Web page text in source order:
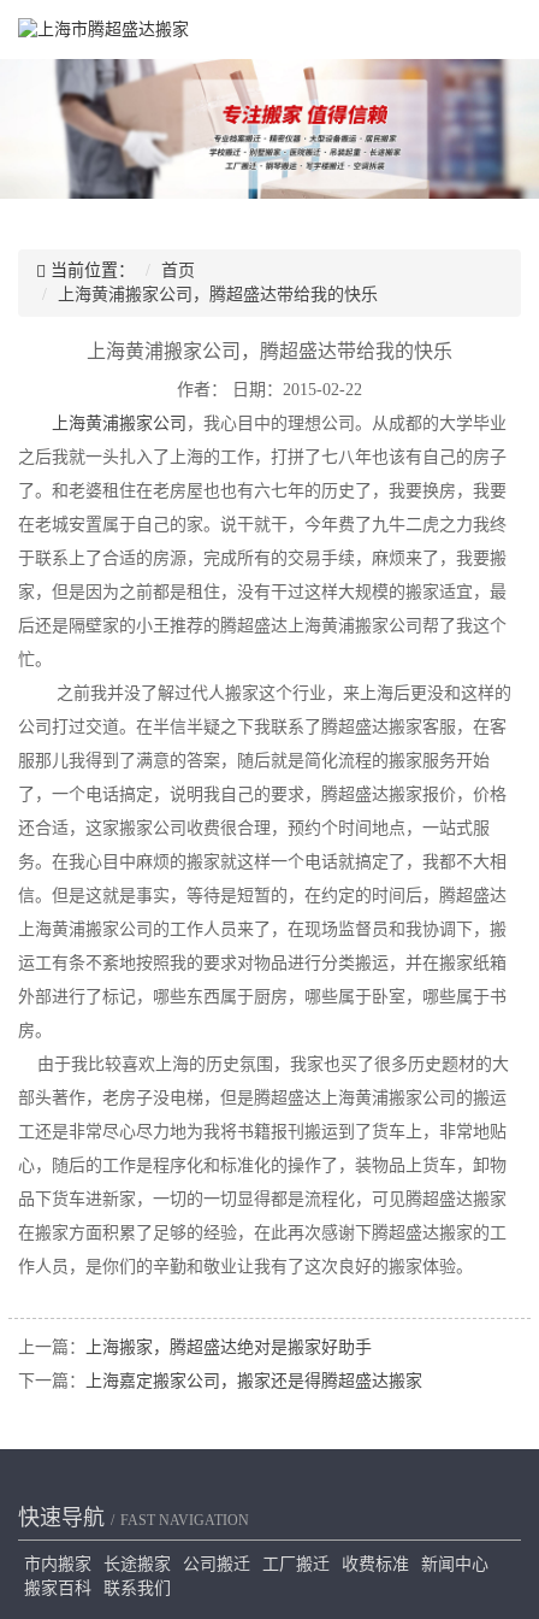
当前位置：
首页
上海黄浦搬家公司，腾超盛达带给我的快乐
上海黄浦搬家公司，腾超盛达带给我的快乐
作者：
日期：2015-02-22
上海黄浦搬家公司 ，我心目中的理想公司。从成都的大学毕业
之后我就一头扎入了上海的工作，打拼了七八年也该有自己的房子
了。和老婆租住在老房屋也也有六七年的历史了，我要换房，我要
在老城安置属于自己的家。说干就干，今年费了九牛二虎之力我终
于联系上了合适的房源，完成所有的交易手续，麻烦来了，我要搬
家，但是因为之前都是租住，没有干过这样大规模的搬家适宜，最
后还是隔壁家的小王推荐的腾超盛达上海黄浦搬家公司帮了我这个
忙。
之前我并没了解过代人搬家这个行业，来上海后更没和这样的
公司打过交道。在半信半疑之下我联系了腾超盛达搬家客服，在客
服那儿我得到了满意的答案，随后就是简化流程的搬家服务开始
了，一个电话搞定，说明我自己的要求，腾超盛达搬家报价，价格
还合适，这家搬家公司收费很合理，预约个时间地点，一站式服
务。在我心目中麻烦的搬家就这样一个电话就搞定了，我都不大相
信。但是这就是事实，等待是短暂的，在约定的时间后，腾超盛达
上海黄浦搬家公司的工作人员来了，在现场监督员和我协调下，搬
运工有条不紊地按照我的要求对物品进行分类搬运，并在搬家纸箱
外部进行了标记，哪些东西属于厨房，哪些属于卧室，哪些属于书
房。
由于我比较喜欢上海的历史氛围，我家也买了很多历史题材的大
部头著作，老房子没电梯，但是腾超盛达上海黄浦搬家公司的搬运
工还是非常尽心尽力地为我将书籍报刊搬运到了货车上，非常地贴
心，随后的工作是程序化和标准化的操作了，装物品上货车，卸物
品下货车进新家，一切的一切显得都是流程化，可见腾超盛达搬家
在搬家方面积累了足够的经验，在此再次感谢下腾超盛达搬家的工
作人员，是你们的辛勤和敬业让我有了这次良好的搬家体验。
上一篇：
上海搬家，腾超盛达绝对是搬家好助手
下一篇：
上海嘉定搬家公司，搬家还是得腾超盛达搬家
快速导航 FAST NAVIGATION
市内搬家 长途搬家 公司搬迁 工厂搬迁 收费标准
新闻中心
搬家百科
联系我们